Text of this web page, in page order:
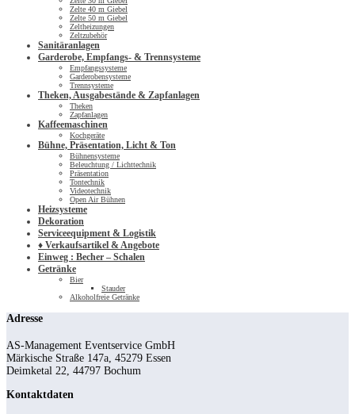
Zelte 40 m Giebel
Zelte 50 m Giebel
Zeltheizungen
Zeltzubehör
Sanitäranlagen
Garderobe, Empfangs- & Trennsysteme
Empfangssysteme
Garderobensysteme
Trennsysteme
Theken, Ausgabestände & Zapfanlagen
Theken
Zapfanlagen
Kaffeemaschinen
Kochgeräte
Bühne, Präsentation, Licht & Ton
Bühnensysteme
Beleuchtung / Lichttechnik
Präsentation
Tontechnik
Videotechnik
Open Air Bühnen
Heizsysteme
Dekoration
Serviceequipment & Logistik
♦ Verkaufsartikel & Angebote
Einweg : Becher – Schalen
Getränke
Bier
Stauder
Alkoholfreie Getränke
Adresse
AS-Management Eventservice GmbH
Märkische Straße 147a, 45279 Essen
Deimketal 22, 44797 Bochum
Kontaktdaten